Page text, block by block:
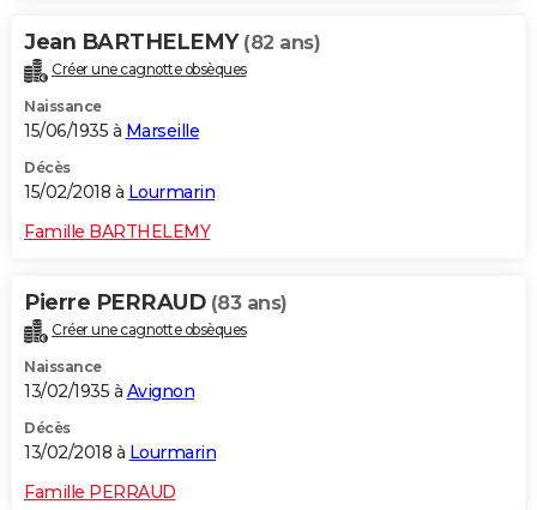
Jean BARTHELEMY (82 ans)
Créer une cagnotte obsèques
Naissance
15/06/1935 à Marseille
Décès
15/02/2018 à Lourmarin
Famille BARTHELEMY
Pierre PERRAUD (83 ans)
Créer une cagnotte obsèques
Naissance
13/02/1935 à Avignon
Décès
13/02/2018 à Lourmarin
Famille PERRAUD